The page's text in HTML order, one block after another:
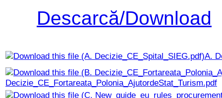
Descarcă/Download
A.
Decizie_CE_Fortareata_Polonia_AjutordeStat_Turism.pdf